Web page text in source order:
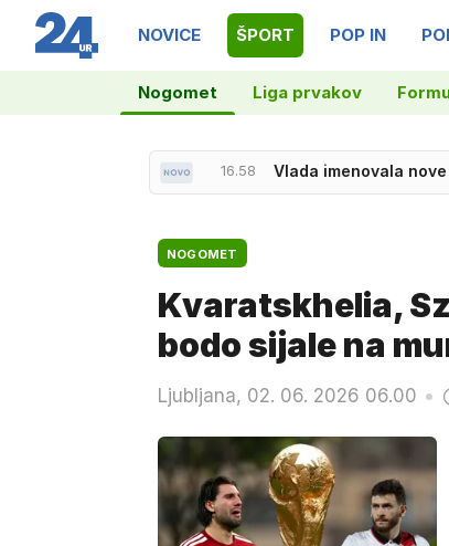
NOVICE ŠPORT POP IN
Nogomet Liga prvakov
16.58 Vlada imenovala
17.06 Za prenovo sistema
NOGOMET
Kvaratskhelia,
bodo sijale na
Ljubljana, 02. 06. 2026 06.00